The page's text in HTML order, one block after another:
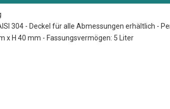
304 - Deckel für alle Abmessungen erhältlich -
x H 40 mm - Fassungsvermögen: 5 Liter